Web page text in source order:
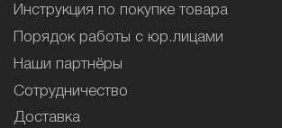
Инструкция по покупке товара
Порядок работы с юр.лицами
Наши партнёры
Сотрудничество
Доставка